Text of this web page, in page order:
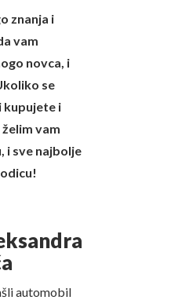
znanja i
vam
novca, i
se
kupujete i
vam
i sve najbolje
automobil